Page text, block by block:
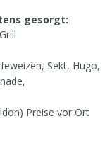
gesorgt:
Sekt, Hugo,
Preise vor Ort